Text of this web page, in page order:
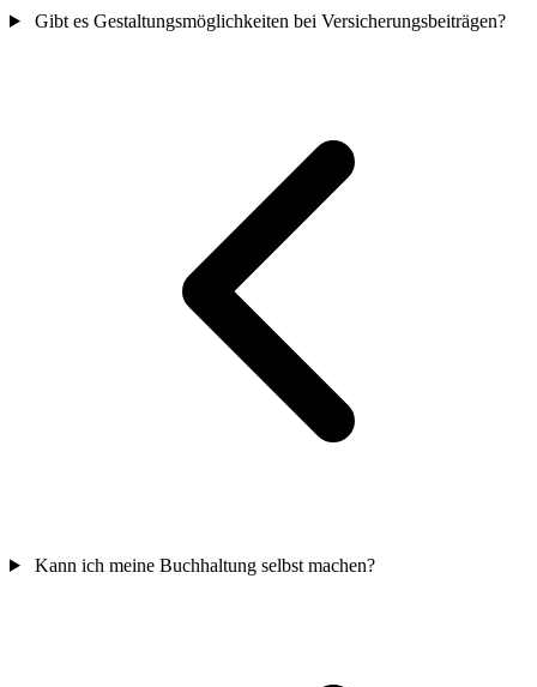
Gibt es Gestaltungsmöglichkeiten bei Versicherungsbeiträgen?
Kann ich meine Buchhaltung selbst machen?